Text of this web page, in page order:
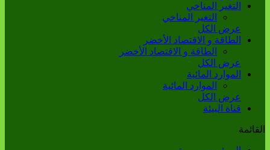
التغير المناخي
التغير المناخي
عرض الكل
الطاقة و الاقتصاد الأخضر
الطاقة و الاقتصاد الأخضر
عرض الكل
الموارد المائية
الموارد المائية
عرض الكل
قناة البيئة
القائمة